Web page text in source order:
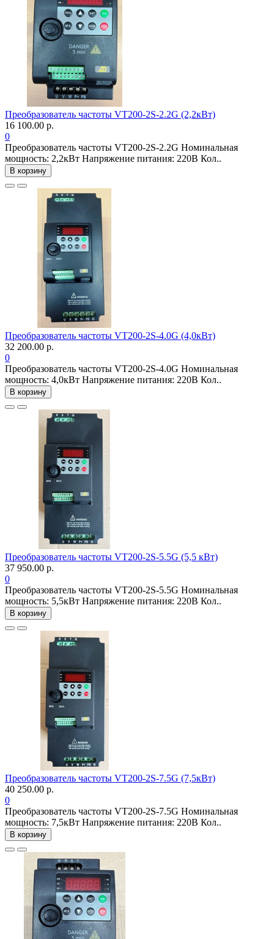
Преобразователь частоты VT200-2S-2.2G (2,2кВт)
16 100.00 р.
0
Преобразователь частоты VT200-2S-2.2G Номинальная
мощность: 2,2кВт Напряжение питания: 220В Кол..
В корзину
Преобразователь частоты VT200-2S-4.0G (4,0кВт)
32 200.00 р.
0
Преобразователь частоты VT200-2S-4.0G Номинальная
мощность: 4,0кВт Напряжение питания: 220В Кол..
В корзину
Преобразователь частоты VT200-2S-5.5G (5,5 кВт)
37 950.00 р.
0
Преобразователь частоты VT200-2S-5.5G Номинальная
мощность: 5,5кВт Напряжение питания: 220В Кол..
В корзину
Преобразователь частоты VT200-2S-7.5G (7,5кВт)
40 250.00 р.
0
Преобразователь частоты VT200-2S-7.5G Номинальная
мощность: 7,5кВт Напряжение питания: 220В Кол..
В корзину